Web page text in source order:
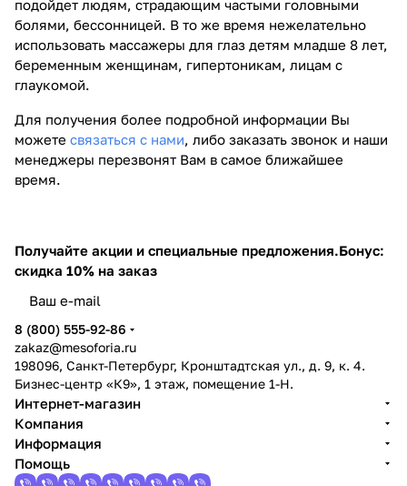
подойдет людям, страдающим частыми головными
болями, бессонницей. В то же время нежелательно
использовать массажеры для глаз детям младше 8 лет,
беременным женщинам, гипертоникам, лицам с
глаукомой.
Для получения более подробной информации Вы
можете связаться с нами, либо заказать звонок и наши
менеджеры перезвонят Вам в самое ближайшее
время.
Получайте акции и специальные предложения.Бонус:
скидка 10% на заказ
8 (800) 555-92-86
zakaz@mesoforia.ru
198096, Санкт-Петербург, Кронштадтская ул., д. 9, к. 4.
Бизнес-центр «К9», 1 этаж, помещение 1-Н.
Интернет-магазин
Компания
Информация
Помощь